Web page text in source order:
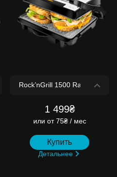
1 499₴
или от 75₴ / мес
Купить
Детальнее